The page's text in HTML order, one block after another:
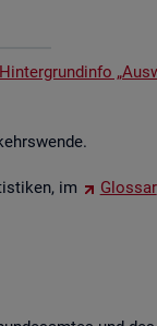
Hin­ter­grund­in­fo
im Glos­sar